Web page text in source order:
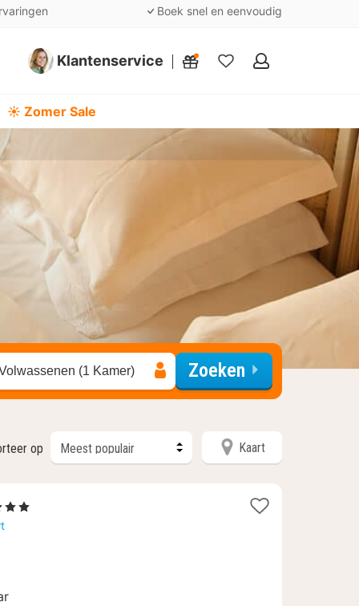
Boek snel en eenvoudig
Klantenservice
Mijn
☀️ Zomer Sale
(1 Kamer) Zoeken
op Kaart
Sterren